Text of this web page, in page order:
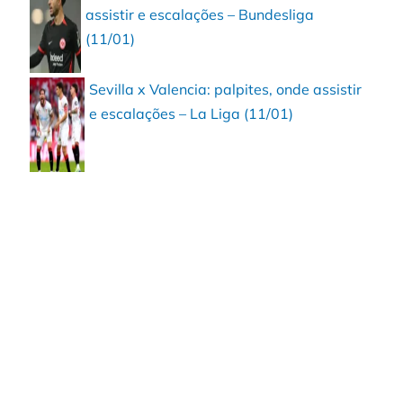
assistir e escalações – Bundesliga
(11/01)
Sevilla x Valencia: palpites, onde assistir
e escalações – La Liga (11/01)